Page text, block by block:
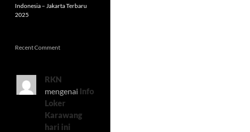
Indonesia – Jakarta Terbaru
2025
Recent Comment
RKN
mengenai Info
Loker
Karawang
hari ini